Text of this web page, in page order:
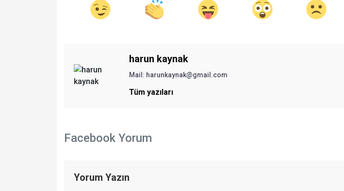
harun kaynak
Mail: harunkaynak@gmail.com
Tüm yazıları
Facebook Yorum
Yorum Yazın